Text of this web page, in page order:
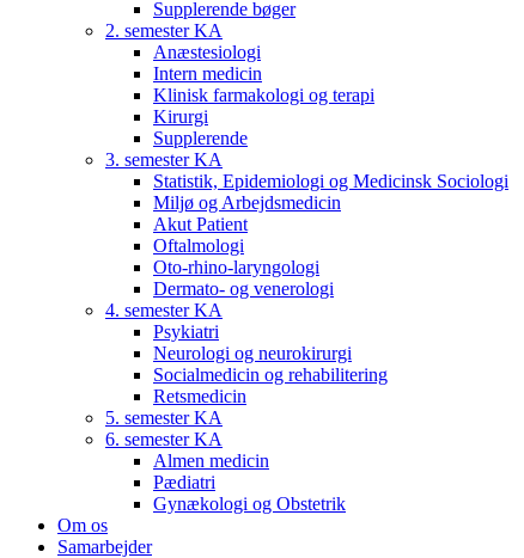
Supplerende bøger
2. semester KA
Anæstesiologi
Intern medicin
Klinisk farmakologi og terapi
Kirurgi
Supplerende
3. semester KA
Statistik, Epidemiologi og Medicinsk Sociologi
Miljø og Arbejdsmedicin
Akut Patient
Oftalmologi
Oto-rhino-laryngologi
Dermato- og venerologi
4. semester KA
Psykiatri
Neurologi og neurokirurgi
Socialmedicin og rehabilitering
Retsmedicin
5. semester KA
6. semester KA
Almen medicin
Pædiatri
Gynækologi og Obstetrik
Om os
Samarbejder